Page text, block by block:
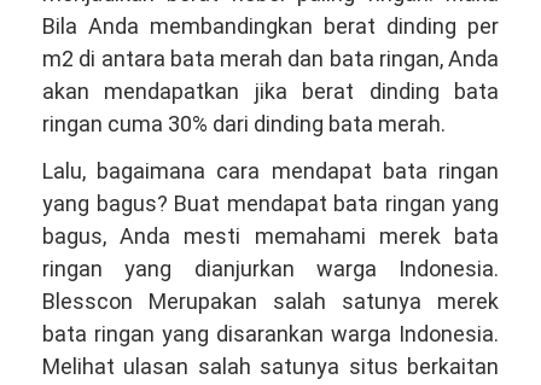
Bila Anda membandingkan berat dinding per
m2 di antara bata merah dan bata ringan, Anda
akan mendapatkan jika berat dinding bata
ringan cuma 30% dari dinding bata merah.
Lalu, bagaimana cara mendapat bata ringan
yang bagus? Buat mendapat bata ringan yang
bagus, Anda mesti memahami merek bata
ringan yang dianjurkan warga Indonesia.
Blesscon Merupakan salah satunya merek
bata ringan yang disarankan warga Indonesia.
Melihat ulasan salah satunya situs berkaitan